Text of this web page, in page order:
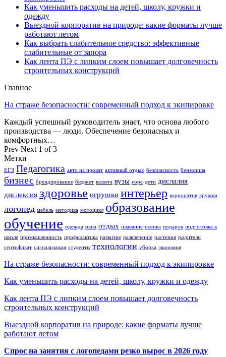
Как уменьшить расходы на детей, школу, кружки и
одежду
Выездной корпоратив на природе: какие форматы лучше
работают летом
Как выбрать слабительное средство: эффективные
слабительные от запора
Как лента ПЭ с липким слоем повышает долговечность
строительных конструкций
Главное
На страже безопасности: современный подход к экипировке
Каждый успешный руководитель знает, что основа любого
производства — люди. Обеспечение безопасных и
комфортных…
Prev Next 1 of 3
Метки
ЕГЭ Педагогика авто на прокат активный отдых безопасность бензопила
бизнес брендирование бюджет валюта вузы горе дети дислалия
дислексия здоровье игрушки интерьер корпоратив кружки
логопед мебель методика мотоцикл образование
обучение одежда окна отдых плавание пленка подарок подготовка к
школе промышленность профилактика развитие развлечение растения родители
сертификат сигнализация студенты технологии уборка экономия
На страже безопасности: современный подход к экипировке
Как уменьшить расходы на детей, школу, кружки и одежду
Как лента ПЭ с липким слоем повышает долговечность
строительных конструкций
Выездной корпоратив на природе: какие форматы лучше
работают летом
Спрос на занятия с логопедами резко вырос в 2026 году